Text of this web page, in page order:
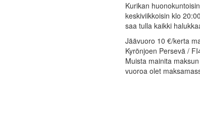
Kurikan
keskiviikkoisin klo
saa tulla kaikki
Jäävuoro 10 €/kerta
Kyrönjoen Persevä /
Muista mainita
vuoroa olet